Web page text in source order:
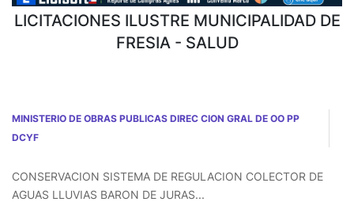
LICITACIONES ILUSTRE MUNICIPALIDAD DE
FRESIA - SALUD
MINISTERIO DE OBRAS PUBLICAS DIREC CION GRAL DE OO PP
DCYF
CONSERVACION SISTEMA DE REGULACION COLECTOR DE
AGUAS LLUVIAS BARON DE JURAS...